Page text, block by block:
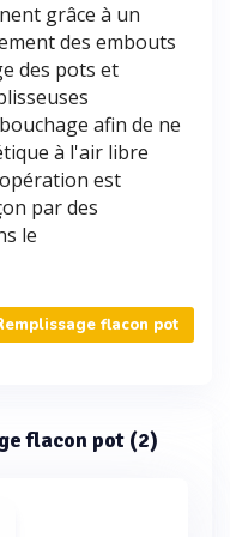
grâce à un
des embouts
des pots et
afin de ne
à l'air libre
est
par des
le
flacon pot
flacon pot (2)